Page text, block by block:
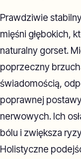
Prawdziwie
mięśni głębokich,
naturalny gorset.
poprzeczny
świadomością,
poprawnej
nerwowych. Ich
bólu i zwiększa
Holistyczne